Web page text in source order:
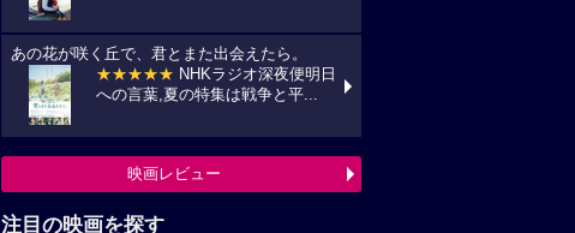
あの花が咲く丘で、君とまた出会えたら。
★★★★★ NHKラジオ深夜便明日
への言葉,夏の特集は戦争と平...
映画レビュー
注目の映画を探す